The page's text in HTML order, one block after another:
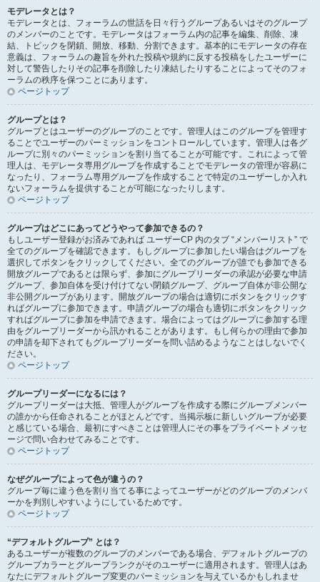
モデレータとは？
モデレータとは、フォーラムの世話を日々行うグループあるいはそのグループ
のメンバーのことです。モデレータはフォーラム内の記事を編集、削除、凍
結、トピックを閉鎖、開放、移動、分割できます。基本的にモデレータの存在
意義は、フォーラムの趣旨を外れた投稿や規約に反する投稿をしたユーザーに
対して警告したりその記事を削除したり凍結したりすることによってそのフォ
ーラムの秩序を保つことにあります。
ページトップ
グループとは？
グループとはユーザーのグループのことです。管理人はこのグループを管理す
ることでユーザーのパーミッションをコントロールしています。管理人は各グ
ループに別々のパーミッションを割り当てることが可能です。これによって管
理人は、モデレータ専用グループを作成することでモデレータの管理が容易に
なったり、フォーラム専用グループを作成することで特定のユーザーしか入れ
ないフォーラムを提供することが可能になったりします。
ページトップ
グループはどこにあってどうやって参加できるの？
もしユーザー登録がお済みであれば ユーザーCP 内のタブ “メンバーリスト” で
全てのグループを確認できます。もしグループに参加したい場合はグループを
選択してボタンをクリックしてください。全てのグループが誰でも参加できる
開放グループであるとは限らず、参加にグループリーダーの承認が必要な申請
グループ、参加自体を受け付けてない閉鎖グループ、グループ自体が非公開な
非公開グループがあります。開放グループの場合は適切にボタンをクリックす
ればグループに参加できます。申請グループの場合も適切にボタンをクリック
すればグループに参加を申請できます。場合によってはグループに参加する理
由をグループリーダーから訊かれることがあります。もし何らかの理由で参加
の申請を却下されてもグループリーダーを問い詰めるようなことはしないでく
ださい。
ページトップ
グループリーダーになるには？
グループリーダーは大抵、管理人がグループを作成する際にグループメンバー
の誰かから任命されることがほとんどです。当掲示板に新しいグループが必要
と感じている場合、最初にすべきことは管理人にその事をプライベートメッセ
ージで問い合わせてみることです。
ページトップ
なぜグループによって色が違うの？
グループ毎に違う色を割り当てる事によってユーザーがどのグループのメンバ
ーかを判別しやすいようにしているためです。
ページトップ
“デフォルトグループ” とは？
あるユーザーが複数のグループのメンバーである場合、デフォルトグループの
グループカラーとグループランクがそのユーザーに適用されます。管理人はあ
なたにデフォルトグループ変更のパーミッションを与えているかもしれませ